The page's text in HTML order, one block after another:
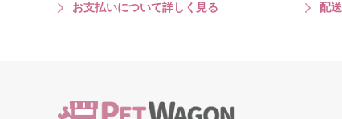
お支払いについて詳しく見る 配